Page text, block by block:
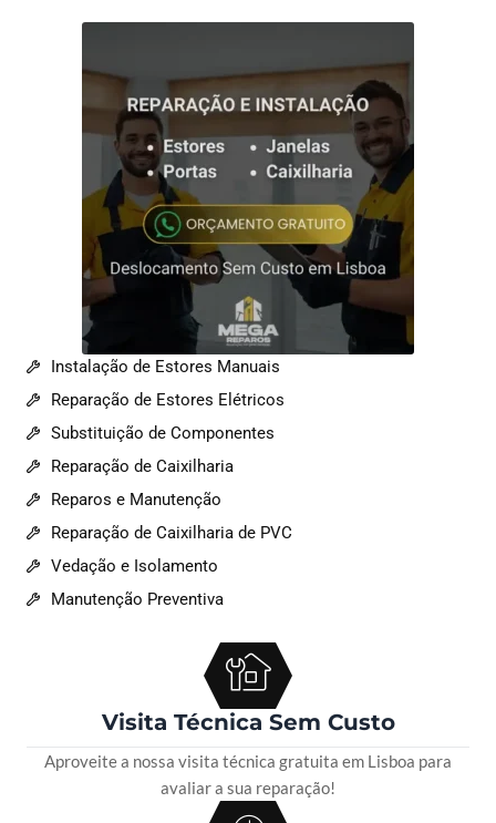
Instalação de Estores Manuais
Reparação de Estores Elétricos
Substituição de Componentes
Reparação de Caixilharia
Reparos e Manutenção
Reparação de Caixilharia de PVC
Vedação e Isolamento
Manutenção Preventiva
Visita Técnica Sem Custo
Aproveite a nossa visita técnica gratuita em Lisboa para
avaliar a sua reparação!